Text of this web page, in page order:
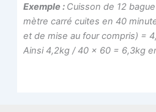
Exemple : Cuis­son de 12
mètre car­ré cuites en 40
et de mise au four com­pris) =
Ain­si 4,2kg / 40 x 60 = 6,3kg